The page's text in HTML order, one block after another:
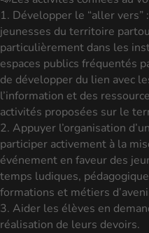
1. Développer le “aller
jeunesses du territoire
particulièrement dans les
espaces publics fréquentés
de développer du lien avec
l’information et des
activités proposées sur le
2. Appuyer l’organisation
participer activement à la
événement en faveur des
temps ludiques,
formations et métiers
3. Aider les élèves en
réalisation de leurs devoirs.